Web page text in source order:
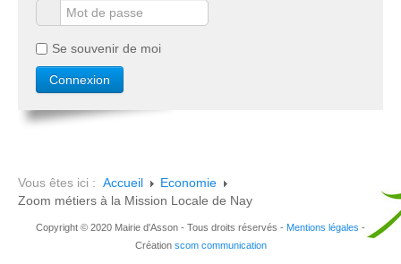
Se souvenir de moi
Vous êtes ici : Accueil
Economie
Zoom métiers à la Mission Locale de Nay
Copyright © 2020 Mairie d'Asson - Tous droits réservés - Mentions légales -
Création scom communication